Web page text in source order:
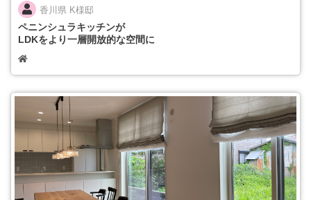
香川県 K様邸
ペニンシュラキッチンが
LDKをより一層開放的な空間に